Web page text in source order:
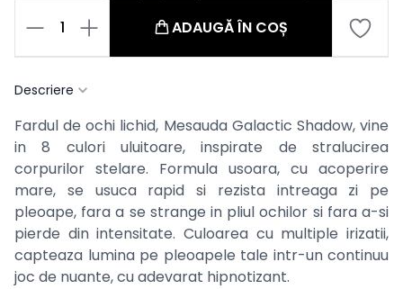
1 ADAUGĂ ÎN COȘ
Descriere
Fardul de ochi lichid, Mesauda Galactic Shadow, vine
in 8 culori uluitoare, inspirate de stralucirea
corpurilor stelare. Formula usoara, cu acoperire
mare, se usuca rapid si rezista intreaga zi pe
pleoape, fara a se strange in pliul ochilor si fara a-si
pierde din intensitate. Culoarea cu multiple irizatii,
capteaza lumina pe pleoapele tale intr-un continuu
joc de nuante, cu adevarat hipnotizant.